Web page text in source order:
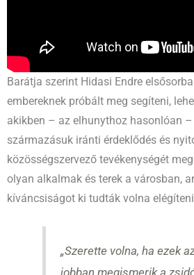
Barátja szerint Hidasi Endre
embereknek próbált meg segíteni,
akikben – az elhunythoz hasonlóan
származásuk iránti érdeklődés és
közösségszervező tevékenységét
olyan alkalmak és terek a városban,
kíváncsiságot ki tudták volna
„Szerette volna, ha ezek